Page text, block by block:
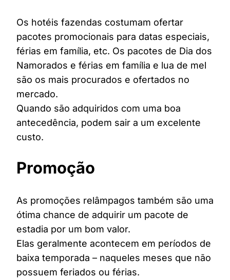
Os hotéis fazendas costumam ofertar
pacotes promocionais para datas especiais,
férias em família, etc. Os pacotes de Dia dos
Namorados e férias em família e lua de mel
são os mais procurados e ofertados no
mercado.
Quando são adquiridos com uma boa
antecedência, podem sair a um excelente
custo.
Promoção
As promoções relâmpagos também são uma
ótima chance de adquirir um pacote de
estadia por um bom valor.
Elas geralmente acontecem em períodos de
baixa temporada – naqueles meses que não
possuem feriados ou férias.